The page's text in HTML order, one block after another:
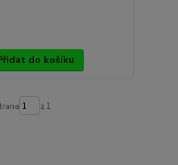
do košíku
z 1